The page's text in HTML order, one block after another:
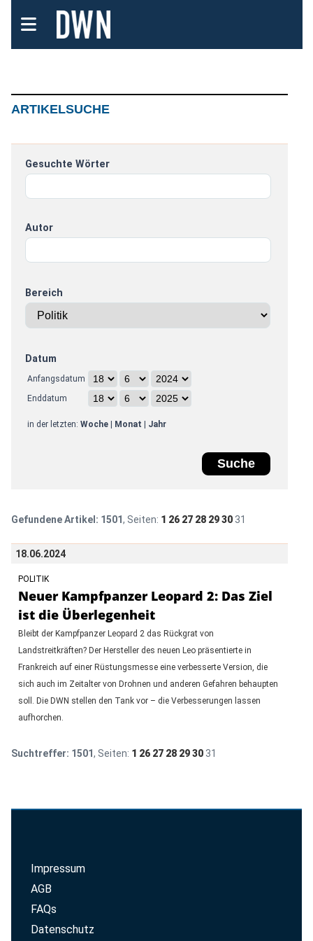
ARTIKELSUCHE
Gesuchte Wörter
Autor
Bereich
Datum
Anfangsdatum
Enddatum
in der letzten: Woche| Monat Jahr
Gefundene Artikel: 1501, Seiten: 1 26 27 28 29 30 31
18.06.2024
POLITIK
Neuer Kampfpanzer Leopard 2: Das Ziel
ist die Überlegenheit
Bleibt der Kampfpanzer Leopard 2 das Rückgrat von
Landstreitkräften? Der Hersteller des neuen Leo präsentierte in
Frankreich auf einer Rüstungsmesse eine verbesserte Version, die
sich auch im Zeitalter von Drohnen und anderen Gefahren behaupten
soll. Die DWN stellen den Tank vor – die Verbesserungen lassen
aufhorchen.
Suchtreffer: 1501, Seiten: 1 26 27 28 29 30 31
Impressum
AGB
FAQs
Datenschutz